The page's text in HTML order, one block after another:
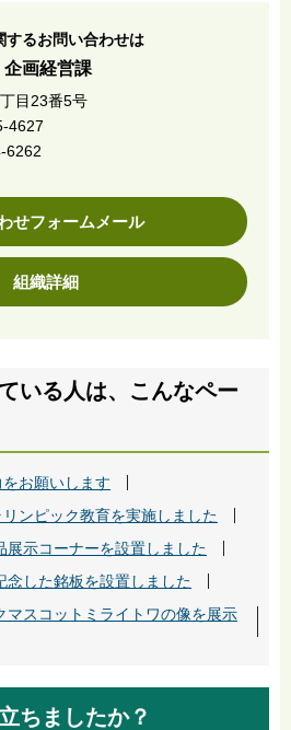
するお問い合わせは
画経営課
目23番5号
4627
6262
せフォームメール
組織詳細
いる人は、こんなペー
お願いします
ンピック教育を実施しました
展示コーナーを設置しました
念した銘板を設置しました
マスコットミライトワの像を展示
ちましたか？